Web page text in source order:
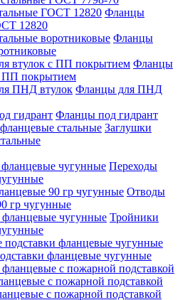
Фланцы
12820
Фланцы
Фланцы
ПП покрытием
Фланцы для ПНД
Фланцы под гидрант
Заглушки
Переходы
Отводы
гр чугунные
Тройники
фланцевые чугунные
с пожарной подставкой